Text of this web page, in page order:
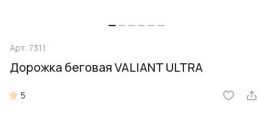
Арт. 7311
Дорожка беговая VALIANT ULTRA
5